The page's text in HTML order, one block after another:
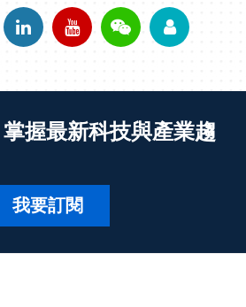
握最新科技與產業趨
我要訂閱